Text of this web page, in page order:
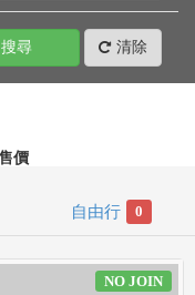
搜尋 清除
0
NO JOIN